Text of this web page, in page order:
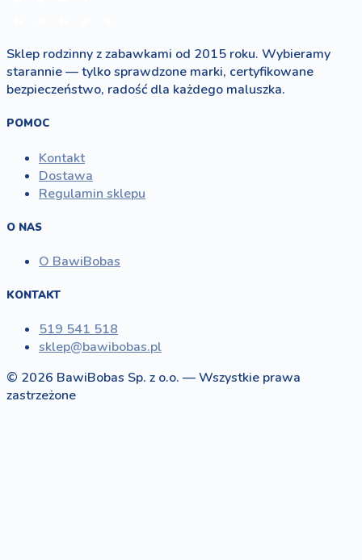
Sklep rodzinny z zabawkami od 2015 roku. Wybieramy
starannie — tylko sprawdzone marki, certyfikowane
bezpieczeństwo, radość dla każdego maluszka.
POMOC
Kontakt
Dostawa
Regulamin sklepu
O NAS
O BawiBobas
KONTAKT
519 541 518
sklep@bawibobas.pl
© 2026 BawiBobas Sp. z o.o. — Wszystkie prawa
zastrzeżone